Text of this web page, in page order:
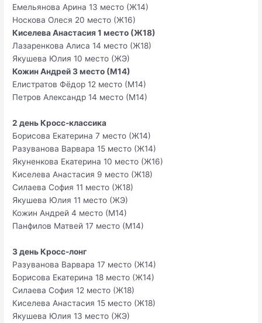
Емельянова Арина 13 место (Ж14)
Носкова Олеся 20 место (Ж16)
Киселева Анастасия 1 место (Ж18)
Лазаренкова Алиса 14 место (Ж18)
Якушева Юлия 10 место (ЖЭ)
Кожин Андрей 3 место (М14)
Елистратов Фёдор 12 место (М14)
Петров Александр 14 место (М14)
2 день Кросс-классика
Борисова Екатерина 7 место (Ж14)
Разуванова Варвара 15 место (Ж14)
Якуненкова Екатерина 10 место (Ж16)
Киселева Анастасия 9 место (Ж18)
Силаева София 11 место (Ж18)
Якушева Юлия 11 место (ЖЭ)
Кожин Андрей 4 место (М14)
Панфилов Матвей 17 место (М14)
3 день Кросс-лонг
Разуванова Варвара 17 место (Ж14)
Борисова Екатерина 18 место (Ж14)
Силаева София 12 место (Ж18)
Киселева Анастасия 15 место (Ж18)
Якушева Юлия 13 место (ЖЭ)